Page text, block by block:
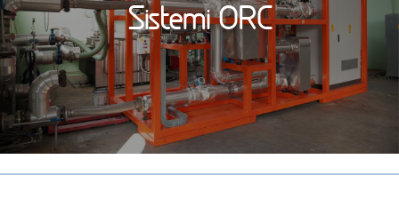
Sistemi ORC